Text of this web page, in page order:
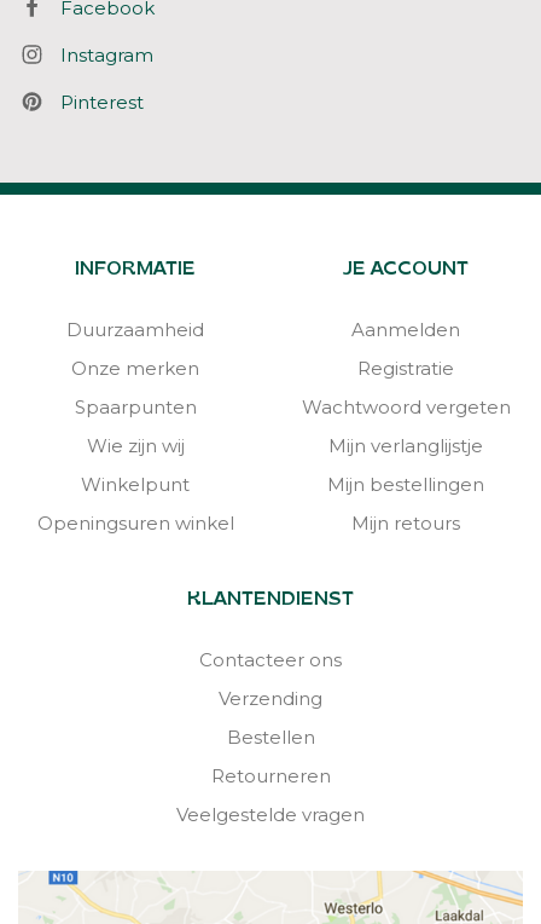
Facebook
Instagram
Pinterest
INFORMATIE
Duurzaamheid
Onze merken
Spaarpunten
Wie zijn wij
Winkelpunt
Openingsuren winkel
JE ACCOUNT
Aanmelden
Registratie
Wachtwoord vergeten
Mijn verlanglijstje
Mijn bestellingen
Mijn retours
KLANTENDIENST
Contacteer ons
Verzending
Bestellen
Retourneren
Veelgestelde vragen